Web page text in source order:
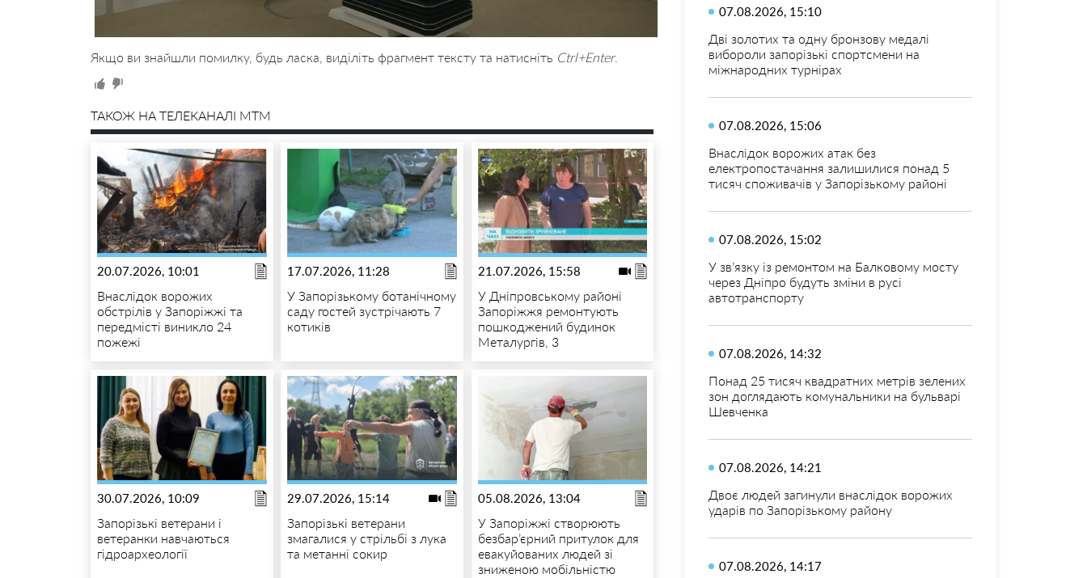
Якщо ви знайшли помилку, будь ласка, виділіть фрагмент тексту та натисніть Ctrl+Enter.
ТАКОЖ НА ТЕЛЕКАНАЛІ MTM
20.07.2026, 10:01
Внаслідок ворожих
обстрілів у Запоріжжі та
передмісті виникло 24
пожежі
17.07.2026, 11:28
У Запорізькому ботанічному
саду гостей зустрічають 7
котиків
21.07.2026, 15:58
У Дніпровському районі
Запоріжжя ремонтують
пошкоджений будинок
Металургів, 3
30.07.2026, 10:09
Запорізькі ветерани і
ветеранки навчаються
гідроархеології
29.07.2026, 15:14
Запорізькі ветерани
змагалися у стрільбі з лука
та метанні сокир
05.08.2026, 13:04
У Запоріжжі створюють
безбар’єрний притулок для
евакуйованих людей зі
зниженою мобільністю
07.08.2026, 15:10
Дві золотих та одну бронзову медалі
вибороли запорізькі спортсмени на
міжнародних турнірах
07.08.2026, 15:06
Внаслідок ворожих атак без
електропостачання залишилися понад 5
тисяч споживачів у Запорізькому районі
07.08.2026, 15:02
У зв’язку із ремонтом на Балковому мосту
через Дніпро будуть зміни в русі
автотранспорту
07.08.2026, 14:32
Понад 25 тисяч квадратних метрів зелених
зон доглядають комунальники на бульварі
Шевченка
07.08.2026, 14:21
Двоє людей загинули внаслідок ворожих
ударів по Запорізькому району
07.08.2026, 14:17